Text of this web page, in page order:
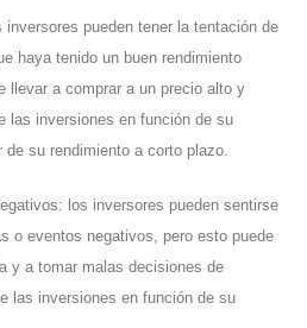
pueden tener la tentación de
haya tenido un buen rendimiento
llevar a comprar a un precio alto y
las inversiones en función de su
su rendimiento a corto plazo.
los inversores pueden sentirse
o eventos negativos, pero esto puede
y a tomar malas decisiones de
las inversiones en función de su